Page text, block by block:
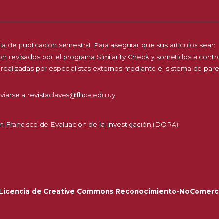
de publicación semestral. Para asegurar que sus artículos sean
revisados por el programa Similarity Check y sometidos a
por especialistas externos mediante el sistema de
a revistaclaves@fhce.edu.uy
Francisco de Evaluación de la Investigación (DORA).
Licencia de Creative Commons Reconocimiento-